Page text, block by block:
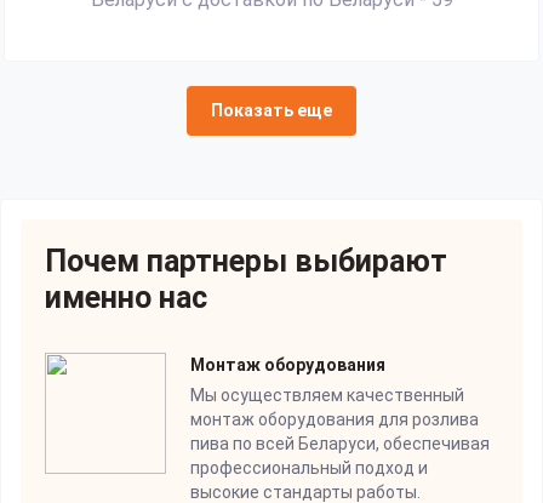
Показать еще
Почем партнеры выбирают
именно нас
Монтаж оборудования
Мы осуществляем качественный
монтаж оборудования для розлива
пива по всей Беларуси, обеспечивая
профессиональный подход и
высокие стандарты работы.